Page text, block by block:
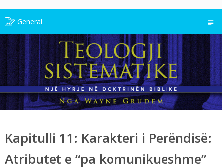
General
Kapitulli 11: Karakteri i Perëndisë:
Atributet e “pa komunikueshme”